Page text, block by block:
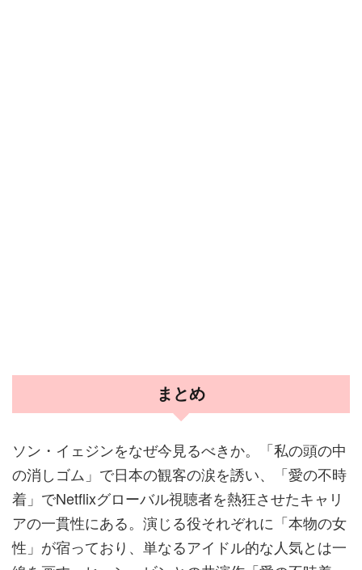
まとめ
ソン・イェジンをなぜ今見るべきか。「私の頭の中
の消しゴム」で日本の観客の涙を誘い、「愛の不時
着」でNetflixグローバル視聴者を熱狂させたキャリ
アの一貫性にある。演じる役それぞれに「本物の女
性」が宿っており、単なるアイドル的な人気とは一